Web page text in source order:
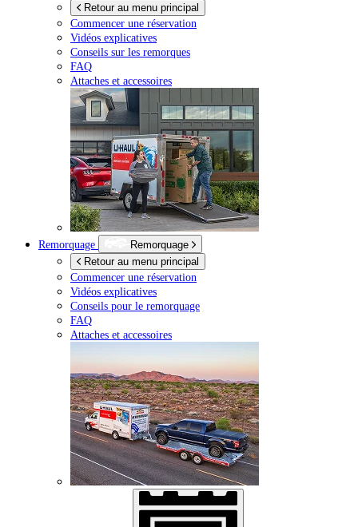
Retour au menu principal
Commencer une réservation
Vidéos explicatives
Conseils sur les remorques
FAQ
Attaches et accessoires
Remorquage
Remorquage
Retour au menu principal
Commencer une réservation
Vidéos explicatives
Conseils pour le remorquage
FAQ
Attaches et accessoires